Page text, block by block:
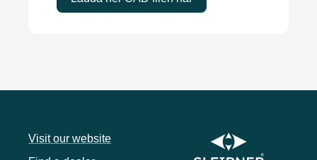
Visit our website